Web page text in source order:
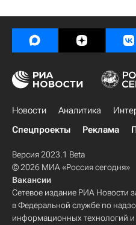
Новости Аналитика
Спецпроекты
Реклама
Версия 2023.1 Beta
© 2026 МИА «Россия сегодня»
Вакансии
Сетевое издание РИА Новости
в Федеральной службе по
информационных технологий